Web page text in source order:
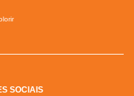
SOCIAIS